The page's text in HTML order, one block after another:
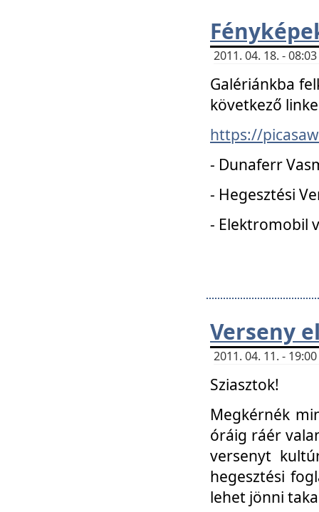
2011. 04. 18. -
Galériánkba
következő
https://
- Dunaferr
- Hegesztési
- Elektromobil
Verseny
2011. 04. 11. -
Sziasztok!
Megkérnék
óráig ráér
versenyt
hegesztési
lehet jönni